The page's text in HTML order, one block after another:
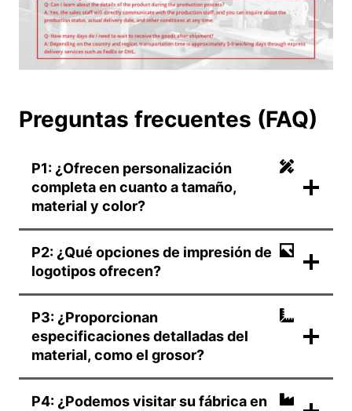
Preguntas frecuentes (FAQ)
P1: ¿Ofrecen personalización
completa en cuanto a tamaño,
material y color?
P2: ¿Qué opciones de impresión de
logotipos ofrecen?
P3: ¿Proporcionan
especificaciones detalladas del
material, como el grosor?
P4: ¿Podemos visitar su fábrica en